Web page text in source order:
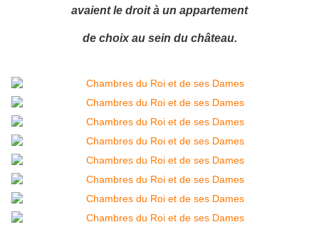
avaient le droit à un appartement
de choix au sein du château.